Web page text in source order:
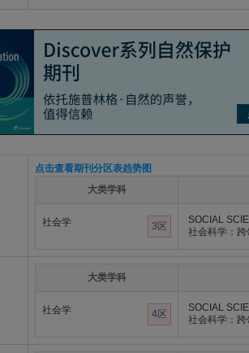
点击查看期刊分区表趋势图
大类学科
社会学 3区
SOCIAL
社会科学：跨
大类学科
社会学 4区
SOCIAL
社会科学：跨